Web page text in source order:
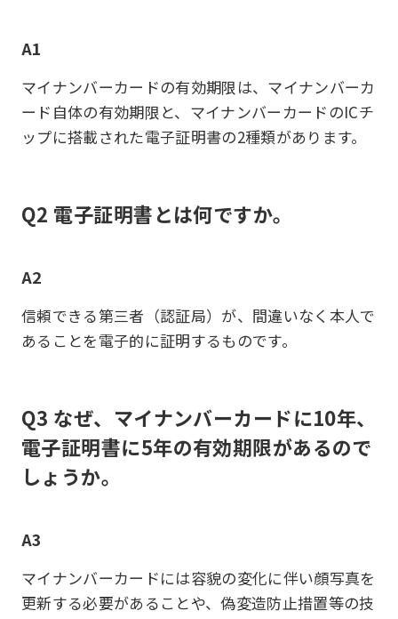
A1
マイナンバーカードの有効期限は、マイナンバーカ
ード自体の有効期限と、マイナンバーカードのICチ
ップに搭載された電子証明書の2種類があります。
Q2 電子証明書とは何ですか。
A2
信頼できる第三者（認証局）が、間違いなく本人で
あることを電子的に証明するものです。
Q3 なぜ、マイナンバーカードに10年、
電子証明書に5年の有効期限があるので
しょうか。
A3
マイナンバーカードには容貌の変化に伴い顔写真を
更新する必要があることや、偽変造防止措置等の技